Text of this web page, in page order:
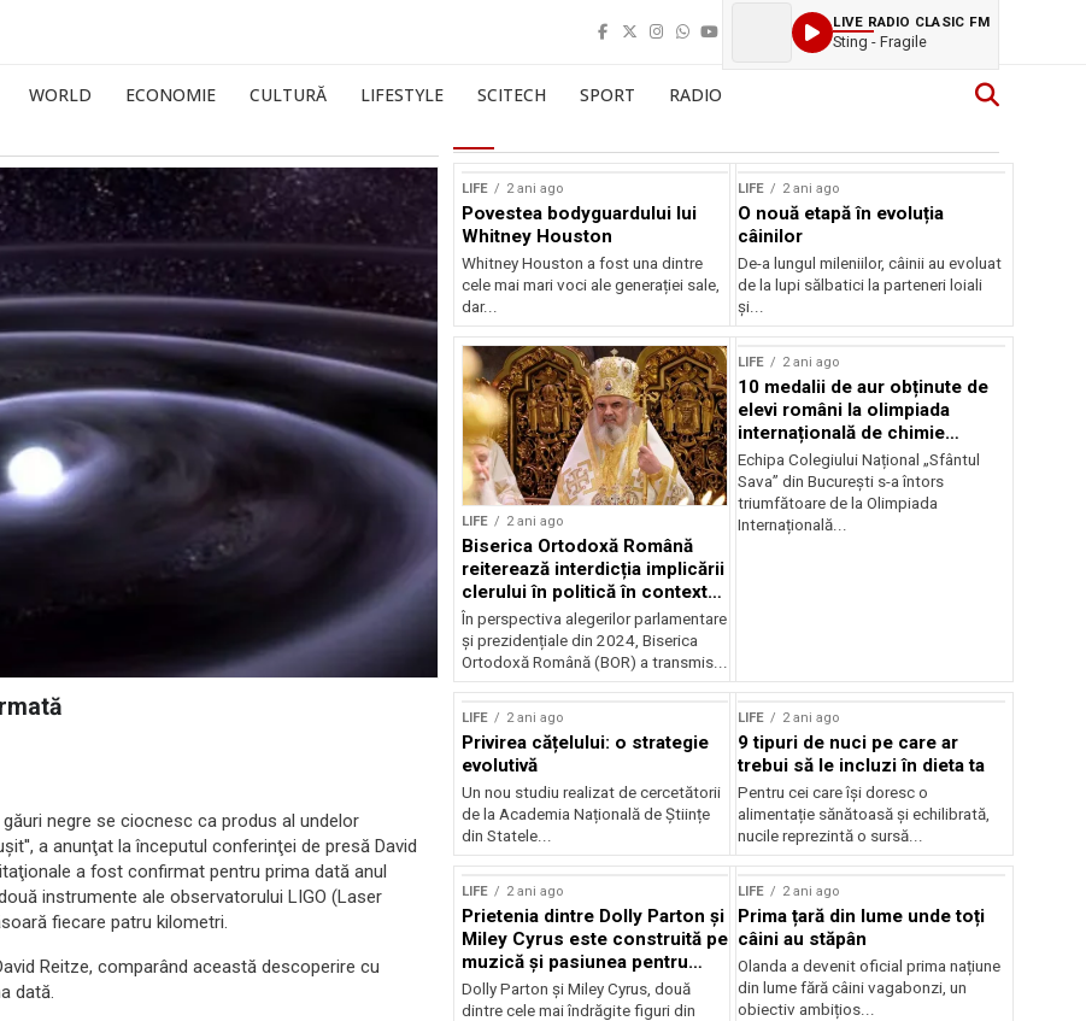
LIVE RADIO CLASIC FM
Sting - Fragile
WORLD ECONOMIE CULTURĂ LIFESTYLE SCITECH SPORT RADIO
negre se ciocnesc ca produs al undelor
a anunţat la începutul conferinţei de presă David
a fost confirmat pentru prima dată anul
instrumente ale observatorului LIGO (Laser
fiecare patru kilometri.
Reitze, comparând această descoperire cu
dată.
LIFE 2 ani ago
Povestea bodyguardului lui
Whitney Houston
Whitney Houston a fost una dintre
cele mai mari voci ale generației sale,
dar...
LIFE 2 ani ago
O nouă etapă în evoluția
câinilor
De-a lungul mileniilor, câinii au evoluat
de la lupi sălbatici la parteneri loiali
și...
LIFE 2 ani ago
Biserica Ortodoxă Română
reiterează interdicția implicării
clerului în politică în contextul
alegerilor din 2024
În perspectiva alegerilor parlamentare
și prezidențiale din 2024, Biserica
Ortodoxă Română (BOR) a transmis...
LIFE 2 ani ago
10 medalii de aur obținute de
elevi români la olimpiada
internațională de chimie
aplicată 2024
Echipa Colegiului Național „Sfântul
Sava” din București s-a întors
triumfătoare de la Olimpiada
Internațională...
LIFE 2 ani ago
Privirea cățelului: o strategie
evolutivă
Un nou studiu realizat de cercetătorii
de la Academia Națională de Științe
din Statele...
LIFE 2 ani ago
9 tipuri de nuci pe care ar
trebui să le incluzi în dieta ta
Pentru cei care își doresc o
alimentație sănătoasă și echilibrată,
nucile reprezintă o sursă...
LIFE 2 ani ago
Prietenia dintre Dolly Parton și
Miley Cyrus este construită pe
muzică și pasiunea pentru
mâncare
Dolly Parton și Miley Cyrus, două
dintre cele mai îndrăgite figuri din
LIFE 2 ani ago
Prima țară din lume unde toți
câini au stăpân
Olanda a devenit oficial prima națiune
din lume fără câini vagabonzi, un
obiectiv ambițios...